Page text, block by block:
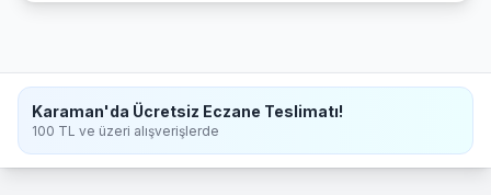
Karaman'da Ücretsiz Eczane Teslimatı!
100 TL ve üzeri alışverişlerde